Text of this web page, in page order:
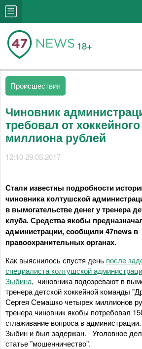
18+
Происшествия
Чиновник
требовал от
миллиона рублей
12:10 29.03.2017
Стали известны подробности
чиновника колтушской
в вымогательстве денег у тренера
клуба. Средства якобы
администрации, сообщили 47news в
правоохранительных органах.
Как выяснилось спустя день после
специалиста колтушской
Зыбина, чиновника подозревают в
тренера детской хоккейной команды
Сергея Семашко четырех миллионов
тренера чиновник якобы потребовал
сглаживание вопроса в
Зыбин и был задержан. Уголовное
статье "мошенничество".